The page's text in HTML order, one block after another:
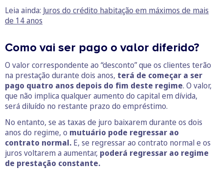
Leia ainda: Juros do crédito habitação em máximos de mais
de 14 anos
Como vai ser pago o valor diferido?
O valor correspondente ao “desconto” que os clientes terão
na prestação durante dois anos, terá de começar a ser
pago quatro anos depois do fim deste regime. O valor,
que não implica qualquer aumento do capital em dívida,
será diluído no restante prazo do empréstimo.
No entanto, se as taxas de juro baixarem durante os dois
anos do regime, o mutuário pode regressar ao
contrato normal. E, se regressar ao contrato normal e os
juros voltarem a aumentar, poderá regressar ao regime
de prestação constante.